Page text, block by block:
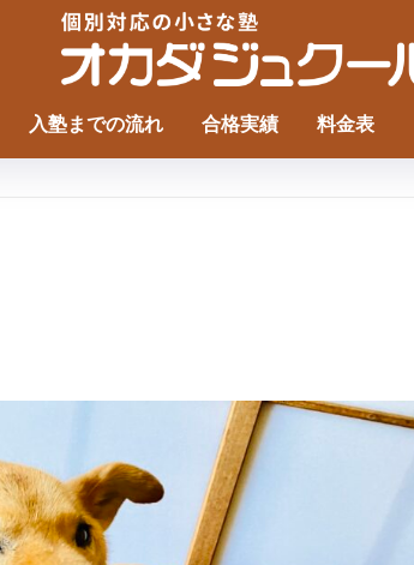
入塾までの流れ 合格実績 料金表